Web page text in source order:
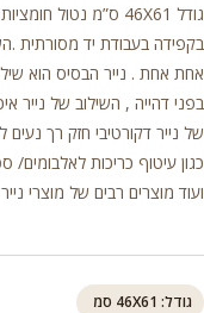
בקפידה בעבודת יד מסורתית
אחת אחת . נייר הבסיס הוא
בפני דהייה , השילוב של נייר
של נייר דקורטיבי חזק רך נעים
כגון עיטוף כריכות
ועוד מוצרים רבים של מוצרי נייר
גודל: 46X61 סמ